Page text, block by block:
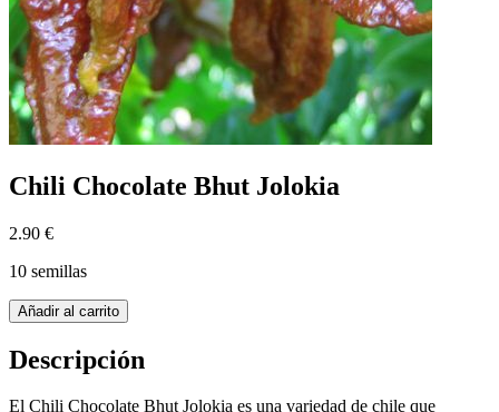
Chili Chocolate Bhut Jolokia
2.90 €
10 semillas
Añadir al carrito
Descripción
El Chili Chocolate Bhut Jolokia es una variedad de chile que